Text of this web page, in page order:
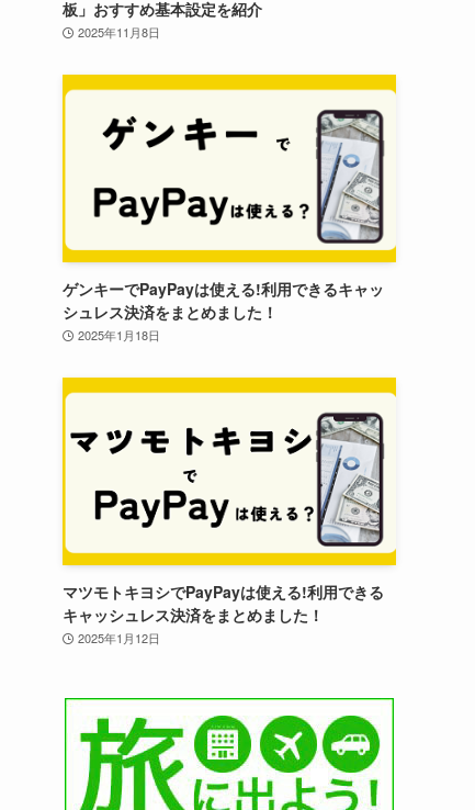
板」おすすめ基本設定を紹介
2025年11月8日
ゲンキーでPayPayは使える!利用できるキャッ
シュレス決済をまとめました！
2025年1月18日
マツモトキヨシでPayPayは使える!利用できる
キャッシュレス決済をまとめました！
2025年1月12日